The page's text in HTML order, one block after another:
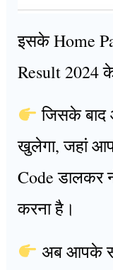
इसके Home
Result 2024
जिसके
खुलेगा, जहां
Code डालकर
करना है।
अब आपके